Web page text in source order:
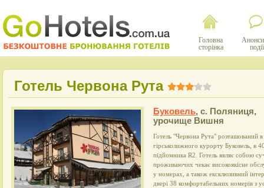
Головна
сторінка
події
Готель Червона Рута
Буковель, с. Поляниця,
урочище Вишня
Готель "Червона Рута" розташований
гірськолижного курорту Буковель, в
підйомника R2. Готель являє собою
проживаючих чекає високоякісне
у номерах, а також ексклюзивний
двері 38 комфортабельних номерів з